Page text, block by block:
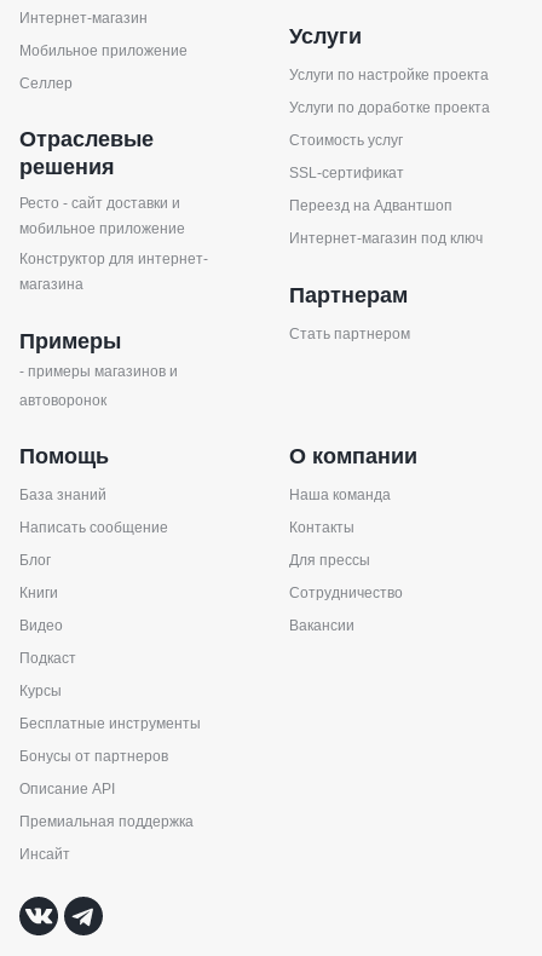
Интернет-магазин
Мобильное приложение
Селлер
Отраслевые
решения
Ресто - сайт доставки и
мобильное приложение
Конструктор для интернет-
магазина
Примеры
- примеры магазинов и
автоворонок
Услуги
Услуги по настройке проекта
Услуги по доработке проекта
Стоимость услуг
SSL-сертификат
Переезд на Адвантшоп
Интернет-магазин под ключ
Партнерам
Стать партнером
Помощь
База знаний
Написать сообщение
Блог
Книги
Видео
Подкаст
Курсы
Бесплатные инструменты
Бонусы от партнеров
Описание API
Премиальная поддержка
Инсайт
О компании
Наша команда
Контакты
Для прессы
Сотрудничество
Вакансии